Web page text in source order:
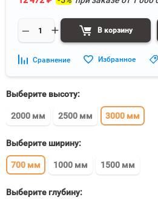
В корзину
Сравнение Избранное
Выберите высоту:
2000 мм 2500 мм 3000 мм
Выберите ширину:
700 мм 1000 мм 1500 мм
Выберите глубину: